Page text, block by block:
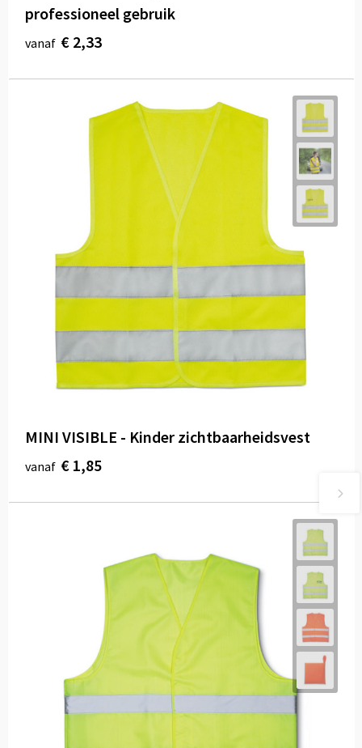
professioneel gebruik
vanaf € 2,33
MINI VISIBLE - Kinder zichtbaarheidsvest
vanaf € 1,85